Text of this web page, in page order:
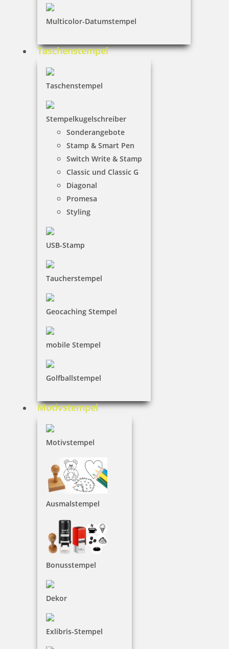
Multicolor-Datumstempel
Taschenstempel
Taschenstempel
Stempelkugelschreiber
Sonderangebote
Stamp & Smart Pen
Switch Write & Stamp
Classic und Classic G
Diagonal
Promesa
Styling
USB-Stamp
Taucherstempel
Geocaching Stempel
mobile Stempel
Golfballstempel
Motivstempel
Motivstempel
Ausmalstempel
Bonusstempel
Dekor
Exlibris-Stempel
Jetzt gestalten
27,35 €
Jetzt gestalten
Printy 4923 Tauchstempel 04 Taucherstempel Motiv Qualle
27,35 €
Jetzt gestalten
Printy 4923 Tauchstempel 05 Taucherstempel Motiv Tintenfisch